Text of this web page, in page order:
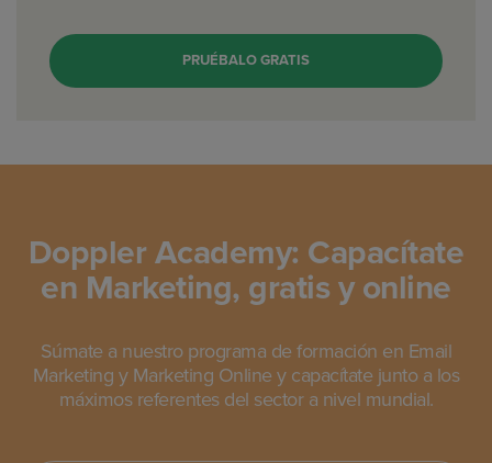
PRUÉBALO GRATIS
Doppler Academy: Capacítate
en Marketing, gratis y online
Súmate a nuestro programa de formación en Email
Marketing y Marketing Online y capacítate junto a los
máximos referentes del sector a nivel mundial.